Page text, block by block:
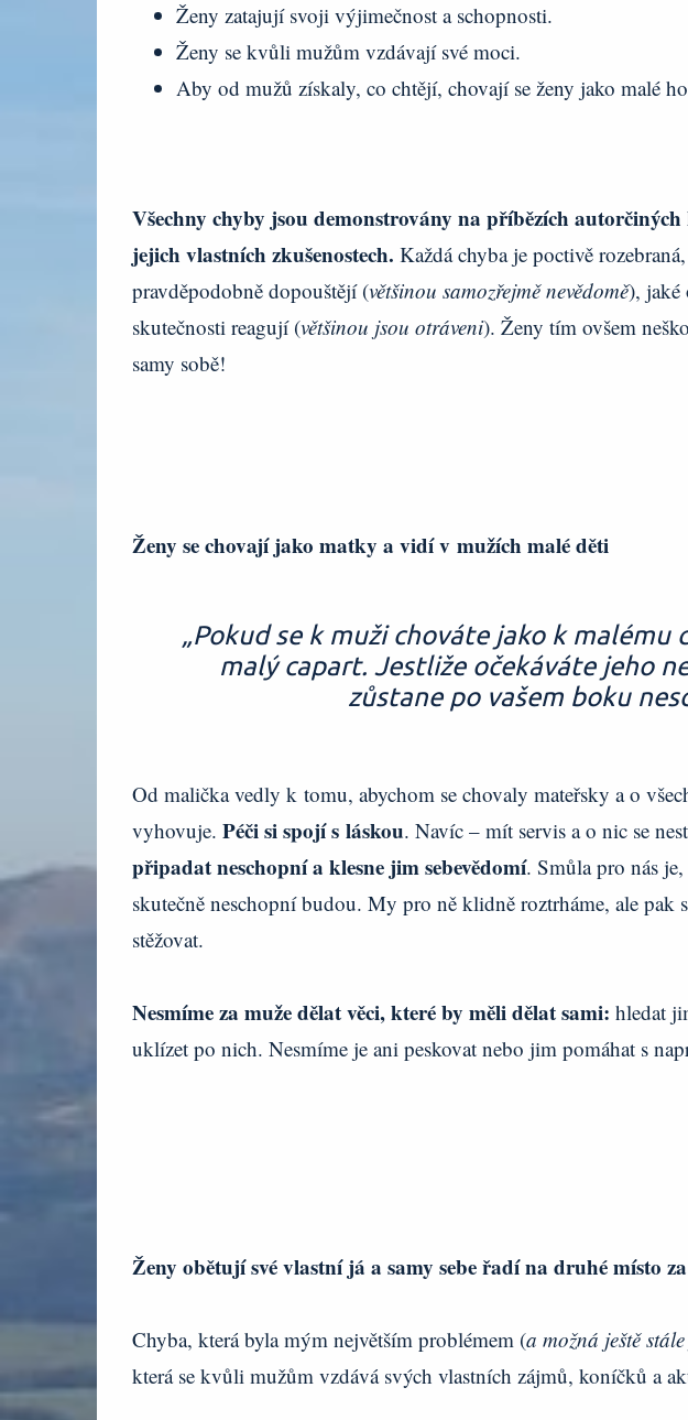
Ženy zatajují svoji výjimečnost a schopnosti.
Ženy se kvůli mužům vzdávají své moci.
Aby od mužů získaly, co chtějí, chovají se ženy jako malé
Všechny chyby jsou demonstrovány na příbězích
jejich vlastních zkušenostech. Každá chyba je poctivě
pravděpodobně dopouštějí (většinou samozřejmě nevědomě), jaké
skutečnosti reagují (většinou jsou otráveni). Ženy tím ovšem
samy sobě!
Ženy se chovají jako matky a vidí v mužích malé děti
„Pokud se k muži chováte jako k malému
malý capart. Jestliže očekáváte jeho
zůstane po vašem boku
Od malička vedly k tomu, abychom se chovaly mateřsky a o
vyhovuje. Péči si spojí s láskou. Navíc – mít servis a o nic se
připadat neschopní a klesne jim sebevědomí. Smůla pro nás
skutečně neschopní budou. My pro ně klidně roztrháme, ale pak
stěžovat.
Nesmíme za muže dělat věci, které by měli dělat sami: hledat
uklízet po nich. Nesmíme je ani peskovat nebo jim pomáhat s
Ženy obětují své vlastní já a samy sebe řadí na druhé místo
Chyba, která byla mým největším problémem (a možná ještě
která se kvůli mužům vzdává svých vlastních zájmů, koníčků a